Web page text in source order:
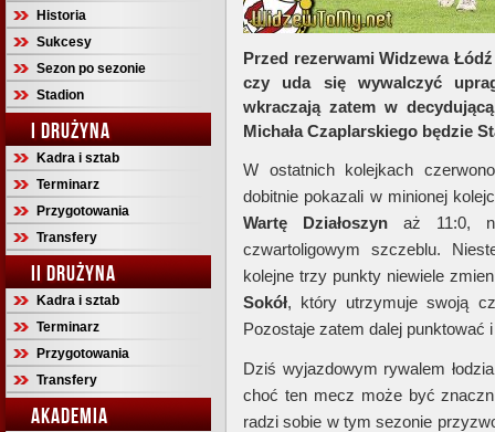
Historia
Sukcesy
Sezon po sezonie
Stadion
I DRUŻYNA
Kadra i sztab
Terminarz
Przygotowania
Transfery
II DRUŻYNA
Kadra i sztab
Terminarz
Przygotowania
Transfery
AKADEMIA
Przed rezerwami Widzewa
czy uda się wywalczyć
wkraczają zatem w
Michała Czaplarskiego będzie
W ostatnich kolejkach
dobitnie pokazali w minionej
Wartę
Działoszyn aż 11:0,
czwartoligowym szczeblu.
kolejne trzy punkty niewiele
Sokół, który utrzymuje swoją
Pozostaje zatem dalej punktować
Dziś wyjazdowym rywalem
choć ten mecz może być
radzi sobie w tym sezonie